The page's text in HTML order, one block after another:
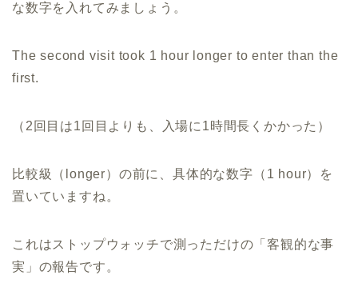
な数字を入れてみましょう。
The second visit took 1 hour longer to enter than the
first.
（2回目は1回目よりも、入場に1時間長くかかった）
比較級（longer）の前に、具体的な数字（1 hour）を
置いていますね。
これはストップウォッチで測っただけの「客観的な事
実」の報告です。